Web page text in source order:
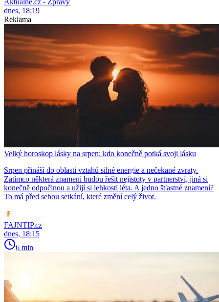
Aktuálně.cz - Zprávy
dnes, 18:19
Reklama
Velký horoskop lásky na srpen: kdo konečně potká svoji lásku
Srpen přináší do oblasti vztahů silné energie a nečekané zvraty.
Zatímco některá znamení budou řešit nejistoty v partnerství, jiná si
konečně odpočinou a užijí si lehkosti léta. A jedno šťastné znamení?
To má před sebou setkání, které změní celý život.
FAJNTIP.cz
dnes, 18:15
6 min